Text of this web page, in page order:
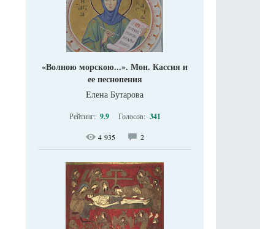
«Волною морскою...». Мон. Кассия и
ее песнопения
Елена Бутарова
Рейтинг: 9.9 Голосов: 341
4 935 2